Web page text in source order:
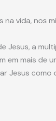
vida, nos
Jesus, a
em mais de
Jesus como